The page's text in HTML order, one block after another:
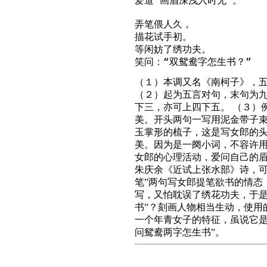
弄笔偎人久，
描花试手初。
等闲妨了绣功夫。
笑问：“双鸳鸯字怎生书？”
（１）本调又名《南柯子》，
（２）起为五言对句，末句为
下三，亦可上四下五。 （３）
美。开头两句一写用泥金带子
玉掌形的梳子，这是写女郎的
美。因为是一阕小词，不容许
女郎的心理活动，爱问自己的
朱庆余《近试上张水部》诗，
笔”两句写女郎提笔欲书的情
写，又怕耽误了绣花功夫，于
书”？刻画人物相当生动，使
一个年青女子的特征，虽说它
问鸳鸯两字怎生书”。